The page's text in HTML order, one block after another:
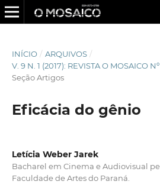
INÍCIO / ARQUIVOS /
V. 9 N. 1 (2017): REVISTA O MOSAICO
Seção Artigos
Eficácia do gênio
Letícia Weber Jarek
Bacharel em Cinema e Audiovisual
Faculdade de Artes do Paraná.